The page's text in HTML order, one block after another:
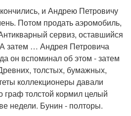
и Андрею Петровичу
Потом продать аэромобиль,
сервиз, оставшийся
затем … Андрея Петровича
он вспоминал об этом - затем
толстых, бумажных,
коллекционеры давали
граф толстой кормил целый
недели. Бунин - полторы.